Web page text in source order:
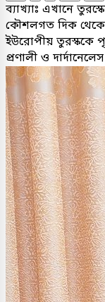
ব্যাখ্যাঃ এখানে
কৌশলগত দিক থেকে
ইউরোপীয় তুরস্ককে
প্রণালী ও